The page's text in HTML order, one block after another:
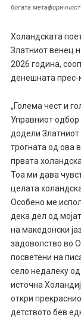
богата
Холандската
Златниот венец
2026 година,
денешната
„Голема чест и
Управниот одбор
додели
трогната од ова
првата
Тоа ми дава
целата
Особено ме
дека дел од
на македонски
задоволство во
посветени на
село недалеку
источна
откри
детството бев